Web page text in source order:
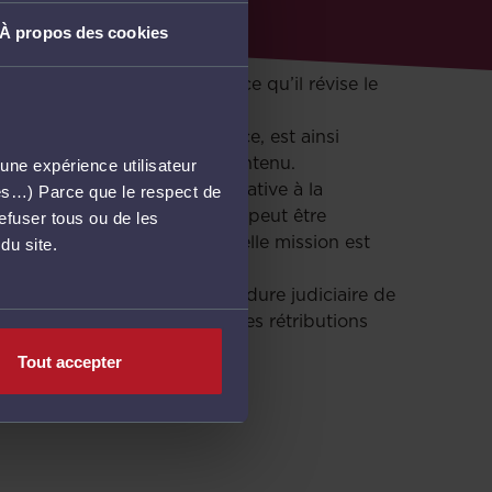
À propos des cookies
expérience utilisateur
Parce que le respect de
tous ou de les
site.
Tout accepter
à l'aide juridique en ce qu’il révise le
et les autres cas de divorce, est ainsi
ces missions est donc maintenu.
du 18 novembre 2016 relative à la
l’aide juridictionnelle peut être
participative. Cette nouvelle mission est
12 % au minimum, la procédure judiciaire de
vous montre l’évolution des rétributions